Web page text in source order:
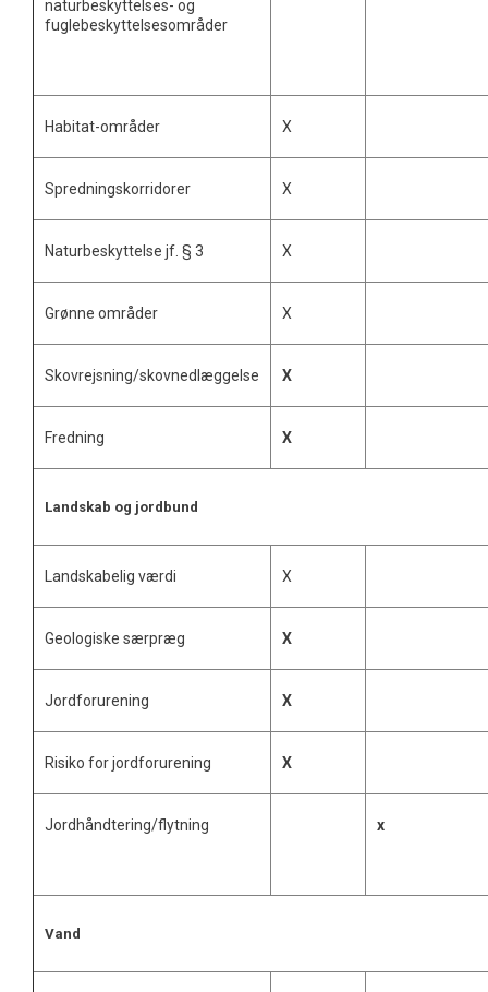
naturbeskyttelses- og
fuglebeskyttelsesområder
Habitat-områder X
Spredningskorridorer X
Naturbeskyttelse jf. § 3 X
Grønne områder X
Skovrejsning/skovnedlæggelse X
Fredning X
Landskab og jordbund
Landskabelig værdi X
Geologiske særpræg X
Jordforurening X
Risiko for jordforurening X
Jordhåndtering/flytning x
Vand